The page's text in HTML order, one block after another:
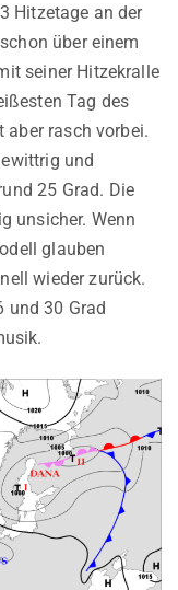
Hitzetage an der
über einem
seiner Hitzekralle
Tag des
aber rasch vorbei.
und
25 Grad. Die
unsicher. Wenn
glauben
wieder zurück.
und 30 Grad